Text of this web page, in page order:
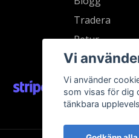
Tradera
Retur
Vi
Vi använder
som visas för dig
tänkbara